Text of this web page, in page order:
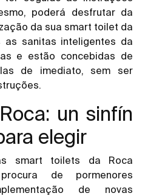
poderá desfrutar da
da sua smart toilet da
as sanitas inteligentes da
e estão concebidas de
de imediato, sem ser
un sinfín
elegir
smart toilets da Roca
de pormenores
de novas